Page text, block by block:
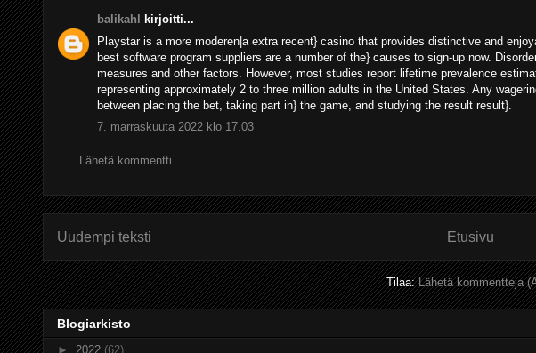
balikahl
kirjoitti...
Playstar is a more moderen|a extra recent} casino that provides distinctive and
best software program suppliers are a number of the} causes to sign-up now.
measures and other factors. However, most studies report lifetime prevalence
representing approximately 2 to three million adults in the United States. Any
between placing the bet, taking part in} the game, and studying the result result}.
7. marraskuuta 2022 klo 17.03
Lähetä kommentti
Uudempi teksti Etusivu
Tilaa:Lähetä kommentteja
Blogiarkisto
► 2022 (62)